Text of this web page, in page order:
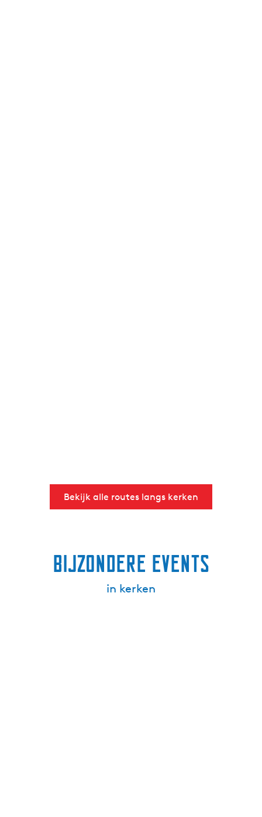
Bekijk alle routes langs kerken
Bijzondere events
in kerken